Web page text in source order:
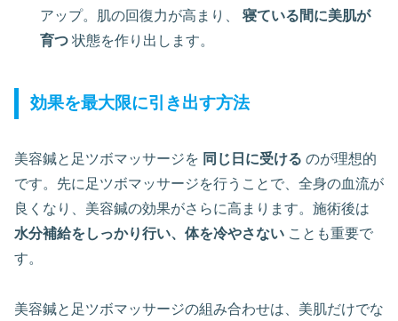
アップ。肌の回復力が高まり、寝ている間に美肌が
育つ 状態を作り出します。
効果を最大限に引き出す方法
美容鍼と足ツボマッサージを 同じ日に受ける のが理想的
です。先に足ツボマッサージを行うことで、全身の血流が
良くなり、美容鍼の効果がさらに高まります。施術後は
水分補給をしっかり行い、体を冷やさない ことも重要で
す。
美容鍼と足ツボマッサージの組み合わせは、美肌だけでな